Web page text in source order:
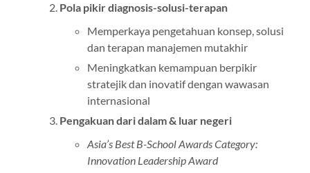
Pola pikir diagnosis-solusi-terapan
Memperkaya pengetahuan konsep, solusi
dan terapan manajemen mutakhir
Meningkatkan kemampuan berpikir
stratejik dan inovatif dengan wawasan
internasional
Pengakuan dari dalam & luar negeri
Asia’s Best B-School Awards Category:
Innovation Leadership Award